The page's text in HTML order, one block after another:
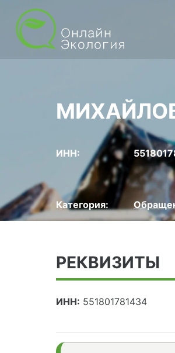
ИНН:
Категория:
РЕКВИЗИТЫ
ИНН: 551801781434